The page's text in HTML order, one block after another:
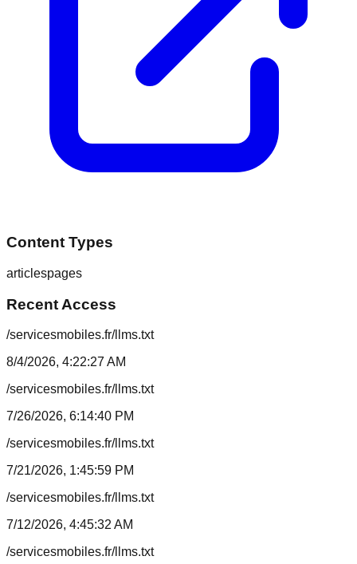
Content Types
articlespages
Recent Access
/servicesmobiles.fr/llms.txt
8/4/2026, 4:22:27 AM
/servicesmobiles.fr/llms.txt
7/26/2026, 6:14:40 PM
/servicesmobiles.fr/llms.txt
7/21/2026, 1:45:59 PM
/servicesmobiles.fr/llms.txt
7/12/2026, 4:45:32 AM
/servicesmobiles.fr/llms.txt